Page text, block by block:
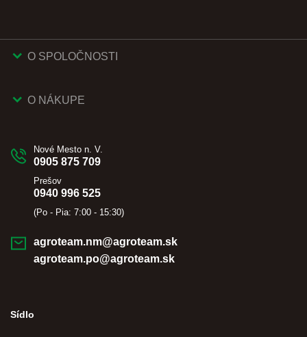
O SPOLOČNOSTI
O NÁKUPE
Nové Mesto n. V.
0905 875 709
Prešov
0940 996 525
(Po - Pia: 7:00 - 15:30)
agroteam.nm@agroteam.sk
agroteam.po@agroteam.sk
Sídlo